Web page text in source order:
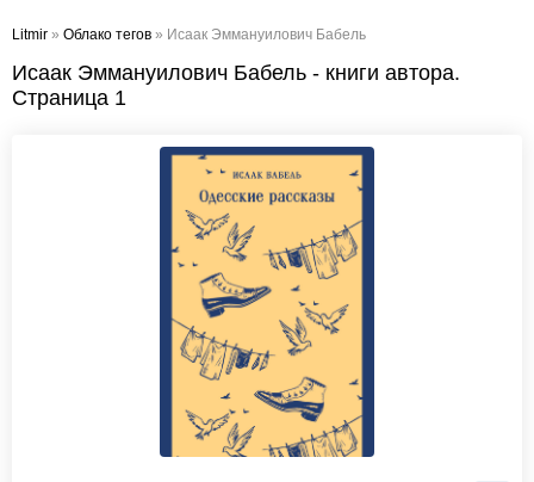
Litmir » Облако тегов » Исаак Эммануилович Бабель
Исаак Эммануилович Бабель - книги автора.
Страница 1